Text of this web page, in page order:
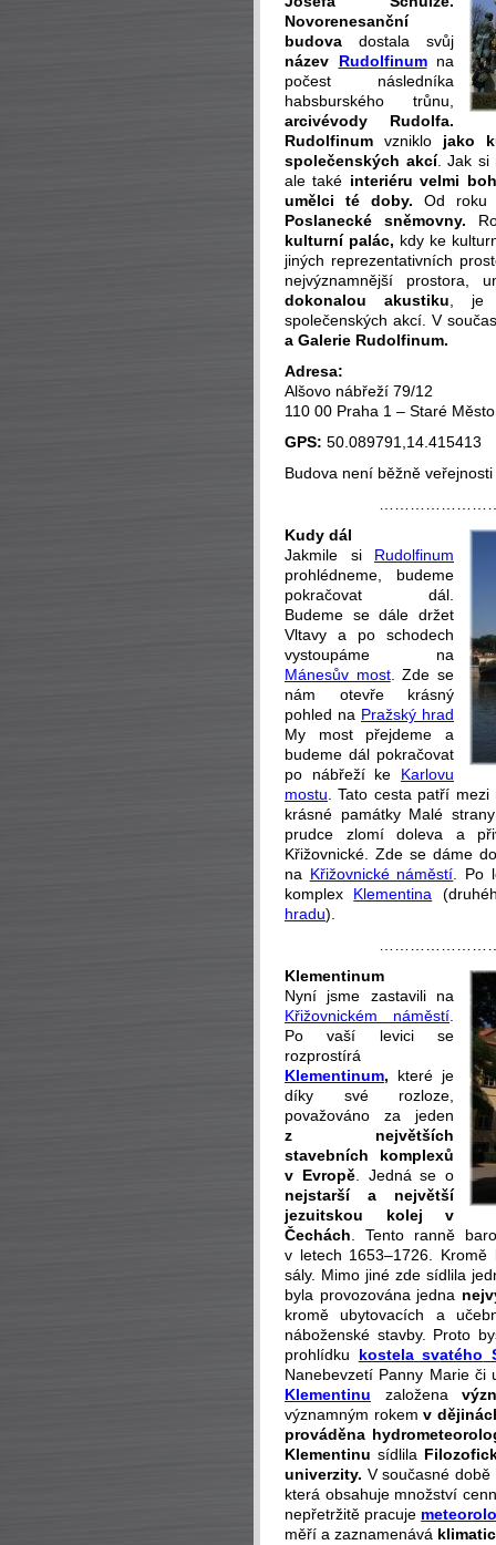
Novorenesanční
budova dostala svůj
název Rudolfinumna
počest následníka
habsburského trůnu,
arcivévody Rudolfa.
Rudolfinum vzniklo jako
společenských akcí. Jak si
ale také interiéru velmi
umělci té doby. Od roku
Poslanecké sněmovny.
kulturní palác, kdy ke
jiných reprezentativních
nejvýznamnější
dokonalou akustiku, je
společenských akcí. V
a Galerie Rudolfinum.
Adresa:
Alšovo nábřeží 79/12
110 00 Praha 1 – Staré Město
GPS: 50.089791,14.415413
Budova není běžně
Kudy dál
Jakmile si Rudolfinum
prohlédneme, budeme
pokračovat dál.
Budeme se dále držet
Vltavy a po schodech
vystoupáme na
Mánesův most. Zde se
nám otevře krásný
pohled na Pražský hrad
My most přejdeme a
budeme dál pokračovat
po nábřeží ke Karlovu
mostu. Tato cesta patří mezi
krásné památky Malé
prudce zlomí doleva a
Křižovnické. Zde se dáme
na Křižovnické náměstí. Po
komplex Klementina
hradu).
Klementinum
Nyní jsme zastavili na
Křižovnickém náměstí.
Po vaší levici se
rozprostírá
Klementinum, které je
díky své rozloze,
považováno za jeden
z největších
stavebních komplexů
v Evropě. Jedná se o
nejstarší a největší
jezuitskou kolej v
Čechách. Tento ranně
v letech 1653–1726.
sály. Mimo jiné zde sídlila
byla provozována jedna
kromě ubytovacích a
náboženské stavby. Proto
prohlídku kostelasvatého
Nanebevzetí Panny Marie či
Klementinu založena
významným rokem v
prováděna
Klementinu sídlila
univerzity. V současné
která obsahuje množství
nepřetržitě pracuje
měří a zaznamenává